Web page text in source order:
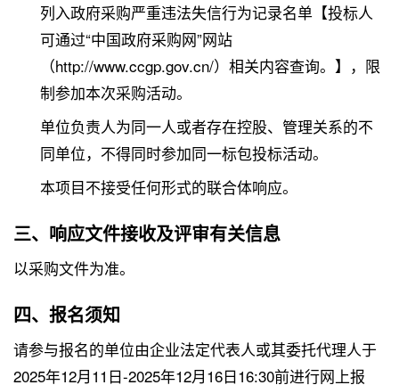
列入政府采购严重违法失信行为记录名单【投标人
可通过“中国政府采购网”网站
（http://www.ccgp.gov.cn/）相关内容查询。】，限
制参加本次采购活动。
单位负责人为同一人或者存在控股、管理关系的不
同单位，不得同时参加同一标包投标活动。
本项目不接受任何形式的联合体响应。
三、响应文件接收及评审有关信息
以采购文件为准。
四、报名须知
请参与报名的单位由企业法定代表人或其委托代理人于
2025年12月11日-2025年12月16日16:30前进行网上报